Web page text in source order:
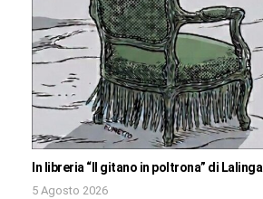
In libreria “Il gitano in poltrona” di Lalinga
5 Agosto 2026